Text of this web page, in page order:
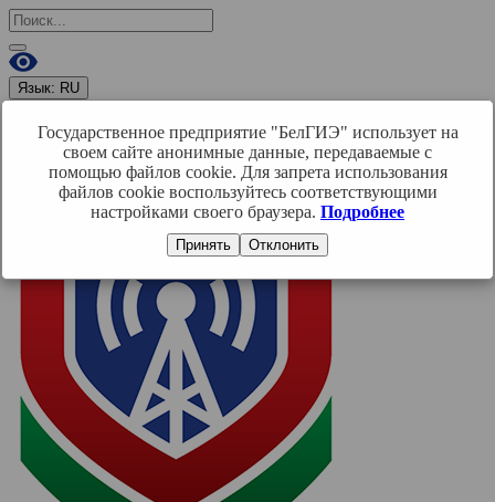
Язык: RU
Государственное предприятие "БелГИЭ" использует на
своем сайте анонимные данные, передаваемые с
помощью файлов cookie. Для запрета использования
файлов cookie воспользуйтесь соответствующими
настройками своего браузера. Подробнее
Принять Отклонить